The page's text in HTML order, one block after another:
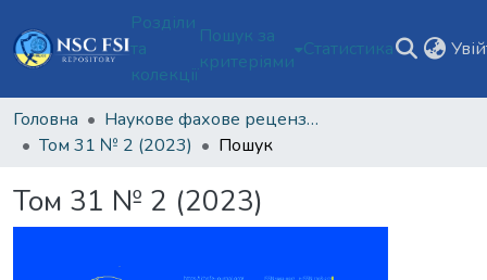
Розділи
та
колекції
Пошук за
критеріями
Статистика
Головна
Наукове фахове рецензоване видання відкритого доступу "Теорія та практика судової експертизи і криміналістики"
Том 31 № 2 (2023)
Пошук
Том 31 № 2 (2023)